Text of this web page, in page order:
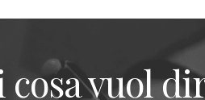
cosa vuol